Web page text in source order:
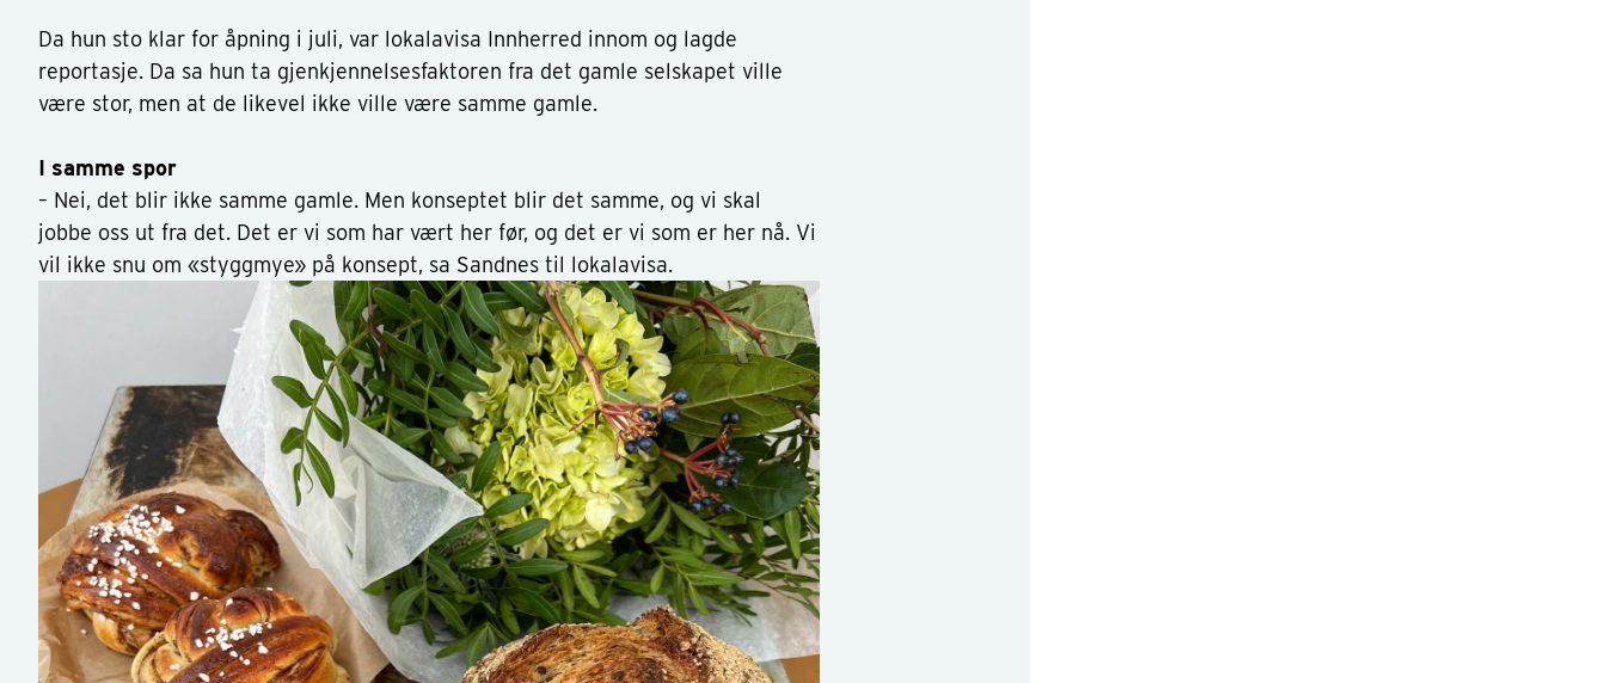
Da hun sto klar for åpning i juli, var lokalavisa Innherred innom og lagde
reportasje. Da sa hun ta gjenkjennelsesfaktoren fra det gamle selskapet ville
være stor, men at de likevel ikke ville være samme gamle.
I samme spor
– Nei, det blir ikke samme gamle. Men konseptet blir det samme, og vi skal
jobbe oss ut fra det. Det er vi som har vært her før, og det er vi som er her nå. Vi
vil ikke snu om «styggmye» på konsept, sa Sandnes til lokalavisa.